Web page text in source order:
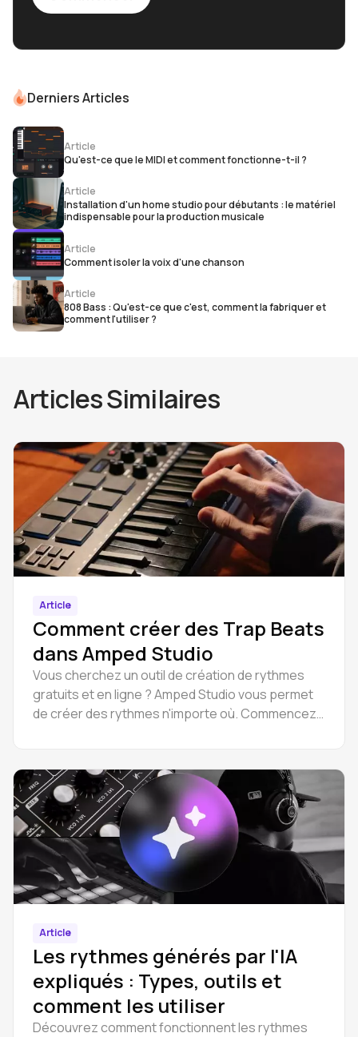
Derniers Articles
Article
Qu'est-ce que le MIDI et comment fonctionne-t-il ?
Article
Installation d'un home studio pour débutants : le matériel
indispensable pour la production musicale
Article
Comment isoler la voix d'une chanson
Article
808 Bass : Qu'est-ce que c'est, comment la fabriquer et
comment l'utiliser ?
Articles Similaires
Article
Comment créer des Trap Beats
dans Amped Studio
Vous cherchez un outil de création de rythmes
gratuits et en ligne ? Amped Studio vous permet
de créer des rythmes n'importe où. Commencez
Article
Les rythmes générés par l'IA
expliqués : Types, outils et
comment les utiliser
Découvrez comment fonctionnent les rythmes